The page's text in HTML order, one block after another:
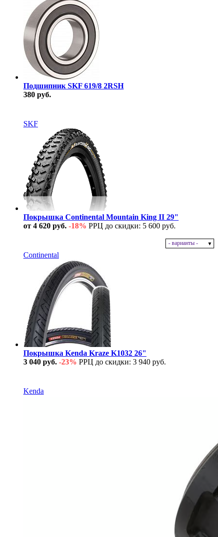
Подшипник SKF 619/8 2RSH
380 руб.
SKF
Покрышка Continental Mountain King II 29"
от 4 620 руб. -18% РРЦ до скидки: 5 600 руб.
- варианты -
Continental
Покрышка Kenda Kraze K1032 26"
3 040 руб. -23% РРЦ до скидки: 3 940 руб.
Kenda